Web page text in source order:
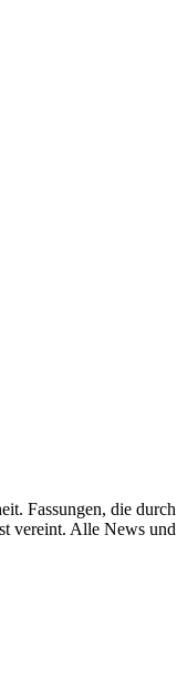
Fassungen, die
vereint. Alle News